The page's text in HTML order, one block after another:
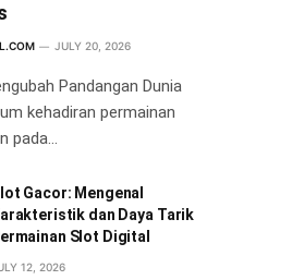
JULY 20, 2026
Pandangan Dunia
kehadiran permainan
pada…
Gacor: Mengenal
dan Daya Tarik
Slot Digital
12, 2026